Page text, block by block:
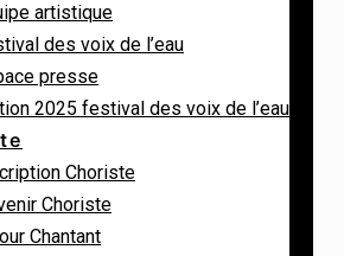
artistique
des voix de l’eau
presse
2025 festival des voix de l’eau
Choriste
Choriste
Chantant